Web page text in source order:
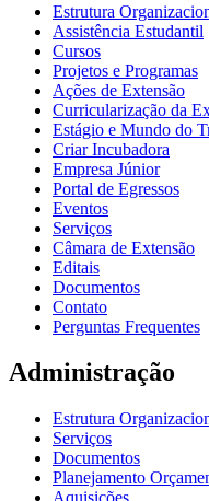
Estrutura
Assistência Estudantil
Cursos
Projetos e Programas
Ações de Extensão
Curricularização da
Estágio e Mundo do
Criar Incubadora
Empresa Júnior
Portal de Egressos
Eventos
Serviços
Câmara de Extensão
Editais
Documentos
Contato
Perguntas Frequentes
Administração
Estrutura
Serviços
Documentos
Planejamento